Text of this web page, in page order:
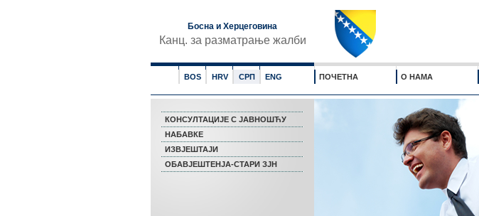
Босна и Херцеговина
Канц. за разматрање жалби
BOS HRV СРП ENG ПОЧЕТНА О НАМА
КОНСУЛТАЦИЈЕ С ЈАВНОШЋУ
НАБАВКЕ
ИЗВЈЕШТАЈИ
ОБАВЈЕШТЕНЈА-СТАРИ ЗЈН